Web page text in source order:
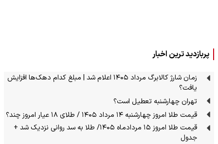
پربازدید ترین اخبار
زمان شارژ کالابرگ مرداد ۱۴۰۵ اعلام شد | مبلغ کدام دهک‌ها افزایش
یافت؟
تهران چهارشنبه تعطیل است؟
قیمت طلا امروز چهارشنبه ۱۴ مرداد ۱۴۰۵ / طلای ۱۸ عیار امروز چند؟
قیمت طلا امروز ۱۵ مردادماه ۱۴۰۵/ طلا به سد روانی نزدیک شد +
جدول